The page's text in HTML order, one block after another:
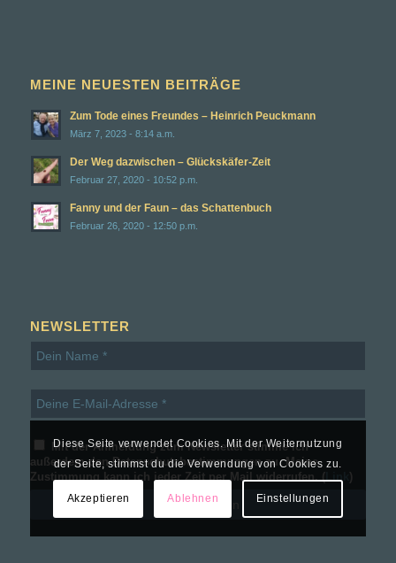
MEINE NEUESTEN BEITRÄGE
Zum Tode eines Freundes – Heinrich Peuckmann
März 7, 2023 - 8:14 a.m.
Der Weg dazwischen – Glückskäfer-Zeit
Februar 27, 2020 - 10:52 p.m.
Fanny und der Faun – das Schattenbuch
Februar 26, 2020 - 12:50 p.m.
NEWSLETTER
Mit der Anmeldung zum Newsletter stimme ich
außerdem den Datenschutzbestimmungen zu. Meine
Zustimmung kann ich jeder Zeit per Mail widerrufen. (Link )
Diese Seite verwendet Cookies. Mit der Weiternutzung
der Seite, stimmst du die Verwendung von Cookies zu.
Akzeptieren Ablehnen Einstellungen